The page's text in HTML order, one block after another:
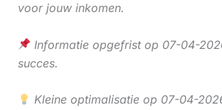
voor jouw inkomen.
Informatie opgefrist op 07-04-
succes.
Kleine optimalisatie op 07-04-